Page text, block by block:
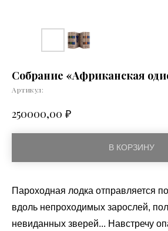
Собрание «Африканская
Артикул:
250000,00 ₽
В КОРЗИНУ
Пароходная лодка отправляется
вдоль непроходимых зарослей,
невиданных зверей... Навстречу